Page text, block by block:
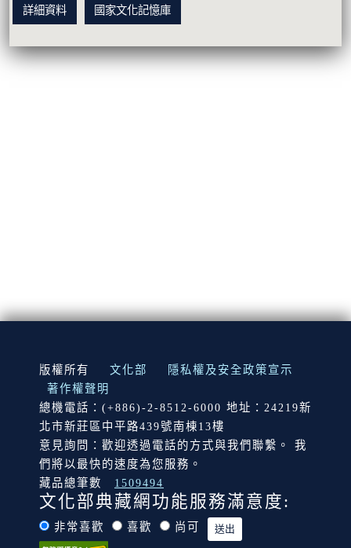
詳細資料 國家文化記憶庫
:::
版權所有 文化部
隱私權及安全政策宣示
著作權聲明
總機電話：(+886)-2-8512-6000 地址：24219新
北市新莊區中平路439號南棟13樓
意見詢問：歡迎透過電話的方式與我們聯繫。 我
們將以最快的速度為您服務。
藏品總筆數
1509494
文化部典藏網功能服務滿意度:
非常喜歡 喜歡 尚可